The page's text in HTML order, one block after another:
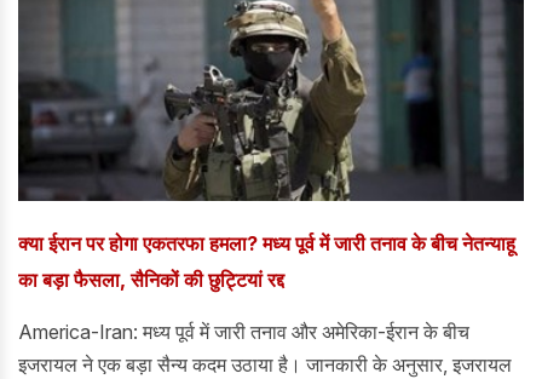
क्या ईरान पर होगा एकतरफा हमला? मध्य पूर्व में जारी तनाव के बीच नेतन्याहू
का बड़ा फैसला, सैनिकों की छुट्टियां रद्द
America-Iran: मध्य पूर्व में जारी तनाव और अमेरिका-ईरान के बीच
इजरायल ने एक बड़ा सैन्य कदम उठाया है। जानकारी के अनुसार, इजरायल